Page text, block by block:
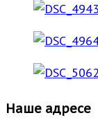
Наше адресе